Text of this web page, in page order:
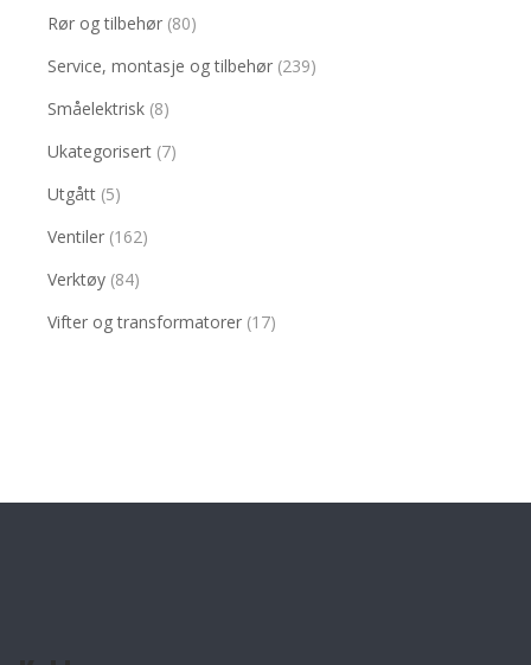
Rør og tilbehør (80)
Service, montasje og tilbehør (239)
Småelektrisk (8)
Ukategorisert (7)
Utgått (5)
Ventiler (162)
Verktøy (84)
Vifter og transformatorer (17)